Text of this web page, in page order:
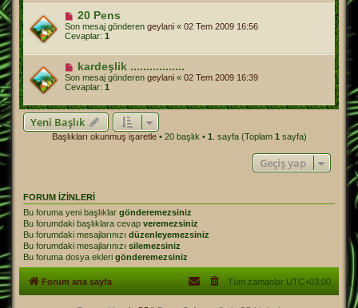
20 Pens
Son mesaj gönderen geylani « 02 Tem 2009 16:56
Cevaplar: 1
kardeşlik .................
Son mesaj gönderen geylani « 02 Tem 2009 16:39
Cevaplar: 1
Yeni Başlık
Başlıkları okunmuş işaretle• 20 başlık • 1 . sayfa (Toplam 1 sayfa)
Geçiş yap
FORUM IZINLERI
Bu foruma yeni başlıklar gönderemezsiniz
Bu forumdaki başlıklara cevap veremezsiniz
Bu forumdaki mesajlarınızı düzenleyemezsiniz
Bu forumdaki mesajlarınızı silemezsiniz
Bu foruma dosya ekleri gönderemezsiniz
Forum ana sayfa Tüm zamanlar UTC+03:00